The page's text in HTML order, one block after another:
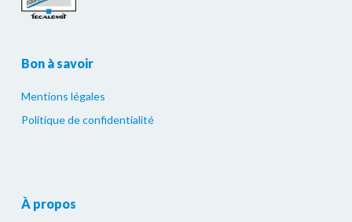
Bon à savoir
Mentions légales
Politique de confidentialité
À propos